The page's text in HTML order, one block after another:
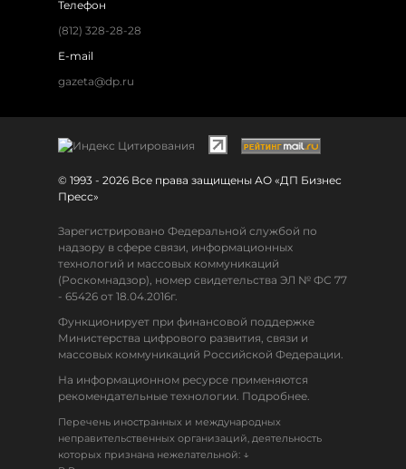
Телефон
(812) 328-28-28
E-mail
gazeta@dp.ru
© 1993 - 2026 Все права защищены АО «ДП Бизнес
Пресс»
Зарегистрировано Федеральной службой по
надзору в сфере связи, информационных
технологий и массовых коммуникаций
(Роскомнадзор), номер свидетельства ЭЛ № ФС 77
- 65426 от 18.04.2016г.
Функционирует при финансовой поддержке
Министерства цифрового развития, связи и
массовых коммуникаций Российской Федерации.
На информационном ресурсе применяются
рекомендательные технологии. Подробнее.
Перечень иностранных и международных
неправительственных организаций, деятельность
которых признана нежелательной: ↓